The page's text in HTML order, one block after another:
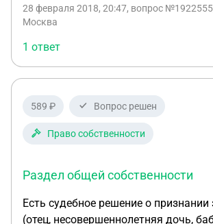
28 февраля 2018, 20:47, вопрос
Москва
1 ответ
589 ₽ Вопрос решен
Право собственности
Раздел общей собственности
Есть судебное решение о
(отец, несовершеннолетняя дочь,